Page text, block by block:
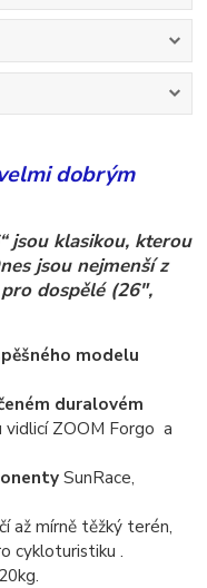
dobrým
jsou klasikou, kterou
jsou nejmenší z
dospělé (26",
modelu
duralovém
vidlicí ZOOM Forgo a
SunRace,
až mírně těžký terén,
cykloturistiku .